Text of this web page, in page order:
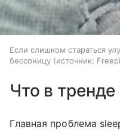
Если слишком стараться
бессоницу
источник:
Что в тренде
Главная проблема